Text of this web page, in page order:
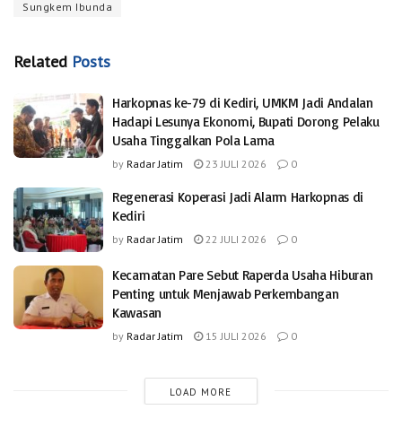
Sungkem Ibunda
Related Posts
Harkopnas ke-79 di Kediri, UMKM Jadi Andalan
Hadapi Lesunya Ekonomi, Bupati Dorong Pelaku
Usaha Tinggalkan Pola Lama
by Radar Jatim 23 JULI 2026 0
Regenerasi Koperasi Jadi Alarm Harkopnas di
Kediri
by Radar Jatim 22 JULI 2026 0
Kecamatan Pare Sebut Raperda Usaha Hiburan
Penting untuk Menjawab Perkembangan
Kawasan
by Radar Jatim 15 JULI 2026 0
LOAD MORE